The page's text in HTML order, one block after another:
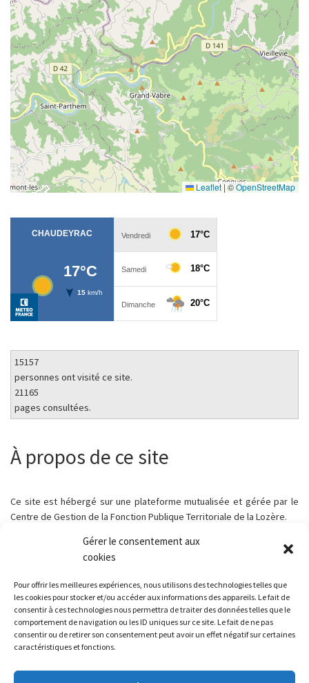
Gérer le consentement aux
cookies
Pour offrir les meilleures expériences, nous utilisons des technologies telles que
les cookies pour stocker et/ou accéder aux informations des appareils. Le fait de
consentir à ces technologies nous permettra de traiter des données telles que le
comportement de navigation ou les ID uniques sur ce site. Le fait de ne pas
consentir ou de retirer son consentement peut avoir un effet négatif sur certaines
caractéristiques et fonctions.
Leaflet|©OpenStreetMap
15157
personnes ont visité ce site.
21165
pages consultées.
À propos de ce site
Ce site est hébergé sur une plateforme mutualisée et gérée par le
Centre de Gestion de la Fonction Publique Territoriale de la Lozère.
Parcourir les articles
Article précédent
COUCOURS DE BELOTE – SAMEDI 15 MARS 2025
RETOUR À LA LISTE